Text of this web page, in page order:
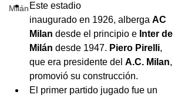
Milán Este estadio
inaugurado en 1926, alberga AC
Milan desde el principio e Inter de
Milán desde 1947. Piero Pirelli,
que era presidente del A.C. Milan,
promovió su construcción.
El primer partido jugado fue un